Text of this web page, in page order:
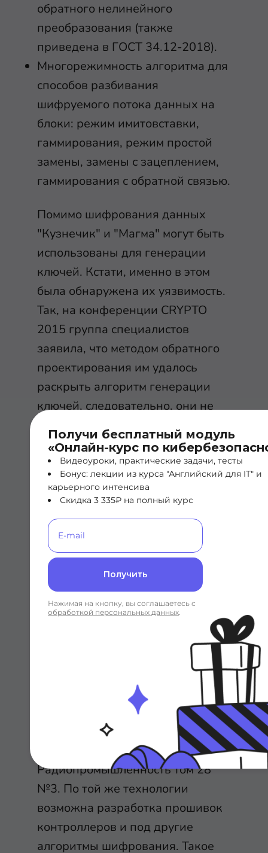
Получи бесплатный модуль
«Онлайн-курс по
Видеоуроки, практические задачи, тесты
Бонус: лекции из курса "Английский для IT" и
карьерного интенсива
Скидка 3 335₽ на полный курс
Получить
Нажимая на кнопку, вы соглашаетесь с
обработкой персональных данных.
обратного нелинейного
преобразования (также
приведена в ГОСТ 34.12-2018).
Многорежимность алгоритма для
способов разбивания
шифруемого потока данных на
блоки: режим имитовставки,
гаммирования, режим простой
замены, замены с зацеплением,
гаммирования с обратной связью.
Помимо шифрования данных
"Кузнечик" и "Магма" могут быть
использованы для генерации
ключей. Кстати, именно в этом
была обнаружена их уязвимость.
Так, на конференции CRYPTO
2015 группа специалистов
заявила, что методом обратного
проектирования им удалось
раскрыть алгоритм генерации
ключей, следовательно, они не
являются случайной
последовательностью, а вполне
предсказуемы. Тем не менее,
"Кузнечик" вполне может
использоваться для ручного
ввода ключа, а это полностью
нивелирует данную уязвимость.
алгоритма "Кузнечик" - он может
применяться без операционной
системы и компьютера.
Необходимы лишь маломощные
микроконтроллеры. Этот способ
описан в журнале
Радиопромышленность том 28
№3. По той же технологии
возможна разработка прошивок
контроллеров и под другие
алгоритмы шифрования. Такое